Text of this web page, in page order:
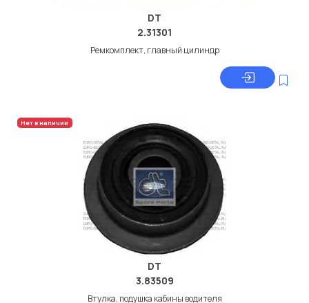
DT
2.31301
Ремкомплект, главный цилиндр
Нет в наличии
DT
3.83509
Втулка, подушка кабины водителя